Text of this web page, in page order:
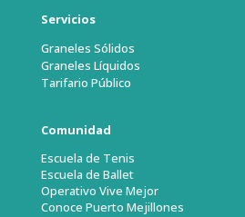
Servicios
Graneles Sólidos
Graneles Líquidos
Tarifario Público
Comunidad
Escuela de Tenis
Escuela de Ballet
Operativo Vive Mejor
Conoce Puerto Mejillones